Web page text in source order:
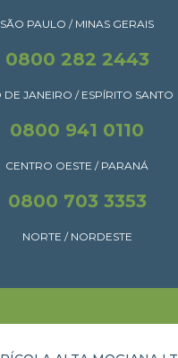
SÃO PAULO / MINAS GERAIS
0800 282 2443
DE JANEIRO / ESPÍRITO SANTO
0800 941 0110
CENTRO OESTE / PARANÁ
0800 703 3353
NORTE / NORDESTE